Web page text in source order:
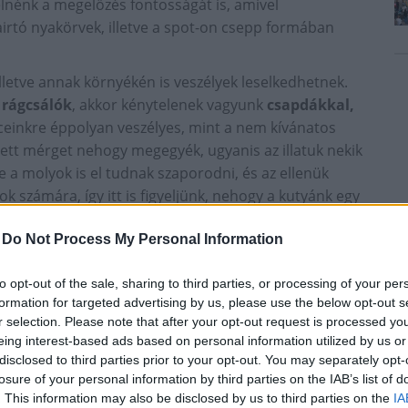
Do Not Process My Personal Information
opt-out of the sale, sharing to third parties, or processing of your
for targeted advertising by us, please use the below opt-out
selection. Please note that after your opt-out request is processed
interest-based ads based on personal information utilized by us
to third parties prior to your opt-out. You may separately
of your personal information by third parties on the IAB’s list of
This information may also be disclosed by us to third parties on the
a megelőzés fontosságát is, amivel
nyakörvek, illetve a spot-on csepp formában
annak környékén is veszélyek leselkedhetnek.
rágcsálók, akkor kénytelenek vagyunk csapdákkal,
éppolyan veszélyes, mint a nem kívánatos
mérget nehogy megegyék, ugyanis az illatuk nekik
a molyok is el tudnak szaporodni, és az ellenük
számára, így itt is figyeljünk, nehogy a kutyánk egy
és kedvencünkön szokatlan tüneteket figyelünk
állatorvoshoz, mert a mérgezések akár
aleggyakoribb jeleia gombák, mérgek illetve